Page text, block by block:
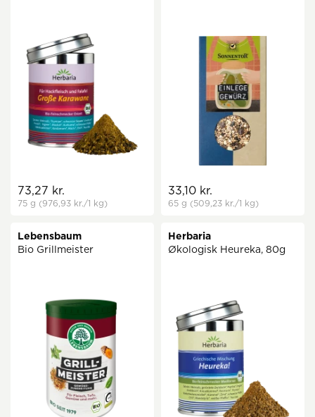
73,27 kr.
75 g (976,93 kr./1 kg)
33,10 kr.
65 g (509,23 kr./1 kg)
Lebensbaum
Bio Grillmeister
Herbaria
Økologisk Heureka, 80g